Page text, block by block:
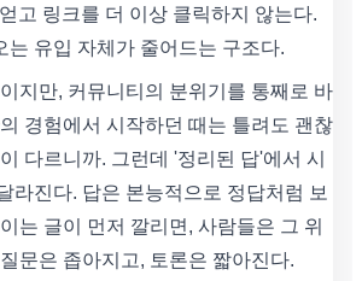
고 링크를 더 이상 클릭하지 않는다.
는 유입 자체가 줄어드는 구조다.
지만, 커뮤니티의 분위기를 통째로 바
경험에서 시작하던 때는 틀려도 괜찮
다르니까. 그런데 '정리된 답'에서 시
라진다. 답은 본능적으로 정답처럼 보
는 글이 먼저 깔리면, 사람들은 그 위
문은 좁아지고, 토론은 짧아진다.